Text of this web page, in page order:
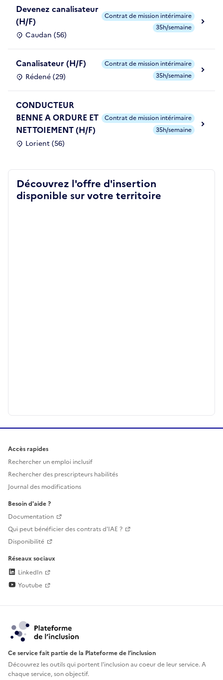
Devenez canalisateur
(H/F)
Caudan (56)
Contrat de mission intérimaire
35h/semaine
Canalisateur (H/F)
Rédené (29)
Contrat de mission intérimaire
35h/semaine
CONDUCTEUR
BENNE A ORDURE ET
NETTOIEMENT (H/F)
Lorient (56)
Contrat de mission intérimaire
35h/semaine
Découvrez l'offre d'insertion
disponible sur votre territoire
Accès rapides
Rechercher un emploi inclusif
Rechercher des prescripteurs habilités
Journal des modifications
Besoin d'aide ?
Documentation
Qui peut bénéficier des contrats d'IAE ?
Disponibilité
Réseaux sociaux
LinkedIn
Youtube
Ce service fait partie de la Plateforme de l’inclusion
Découvrez les outils qui portent l'inclusion aucoeur de leur service. A
chaque service, son objectif.